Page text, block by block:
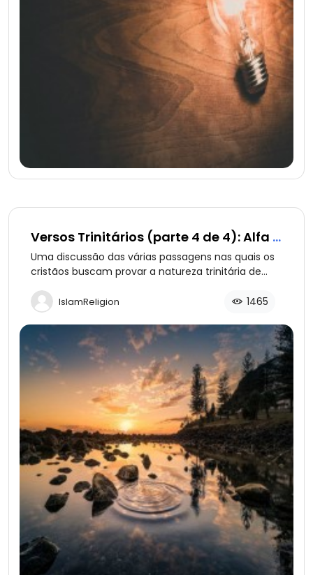
Versos Trinitários (parte 4 de 4): Alfa e
Ômega
Uma discussão das várias passagens nas quais os
cristãos buscam provar a natureza trinitária de
ou ambos?IslamReligion 1465